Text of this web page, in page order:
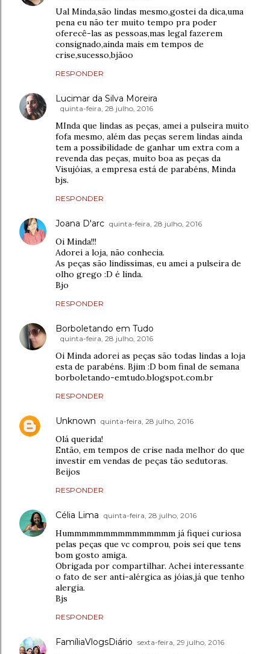
Ual Minda,são lindas mesmo,gostei da dica,uma
pena eu não ter muito tempo pra poder
oferecê-las as pessoas,mas legal fazerem
consignado,ainda mais em tempos de
crise,sucesso,bjãoo
RESPONDER
Lucimar da Silva Moreira
quinta-feira, 28 julho, 2016
MInda que lindas as peças, amei a pulseira muito
fofa mesmo, além das peças serem lindas ainda
tem a possibilidade de ganhar um extra com a
revenda das peças, muito boa as peças da
Visujóias, a empresa está de parabéns, Minda
bjs.
RESPONDER
Joana D'arc quinta-feira, 28 julho, 2016
Oi Minda!!!
Adorei a loja, não conhecia.
As peças são lindíssimas, eu amei a pulseira de
olho grego :D é linda.
Bjo
RESPONDER
Borboletando em Tudo
quinta-feira, 28 julho, 2016
Oi Minda adorei as peças são todas lindas a loja
esta de parabéns. Bjim :D bom final de semana
borboletando-emtudo.blogspot.com.br
RESPONDER
Unknown quinta-feira, 28 julho, 2016
Olá querida!
Então, em tempos de crise nada melhor do que
investir em vendas de peças tão sedutoras.
Beijos
RESPONDER
Célia Lima quinta-feira, 28 julho, 2016
Hummmmmmmmmmmmmmm já fiquei curiosa
pelas peças que vc comprou, pois sei que tens
bom gosto amiga.
Obrigada por compartilhar. Achei interessante
o fato de ser anti-alérgica as jóias,já que tenho
alergia.
Bjs
RESPONDER
FamíliaVlogsDiário sexta-feira, 29 julho, 2016